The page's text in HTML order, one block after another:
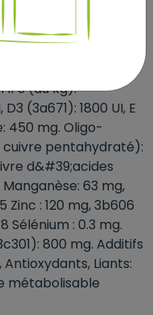
brutes: 16%,
Cellulose brute:
Glucosamine +
(au kg):
(3a671): 1800 UI, E
450 mg. Oligo-
cuivre pentahydraté):
d&#39;acides
63 mg,
: 120 mg, 3b606
Sélénium : 0.3 mg.
800 mg. Additifs
Liants:
métabolisable